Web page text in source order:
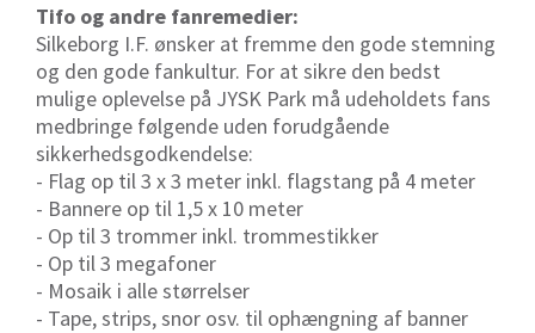
Tifo og andre fanremedier:
Silkeborg I.F. ønsker at fremme den gode stemning
og den gode fankultur. For at sikre den bedst
mulige oplevelse på JYSK Park må udeholdets fans
medbringe følgende uden forudgående
sikkerhedsgodkendelse:
- Flag op til 3 x 3 meter inkl. flagstang på 4 meter
- Bannere op til 1,5 x 10 meter
- Op til 3 trommer inkl. trommestikker
- Op til 3 megafoner
- Mosaik i alle størrelser
- Tape, strips, snor osv. til ophængning af banner